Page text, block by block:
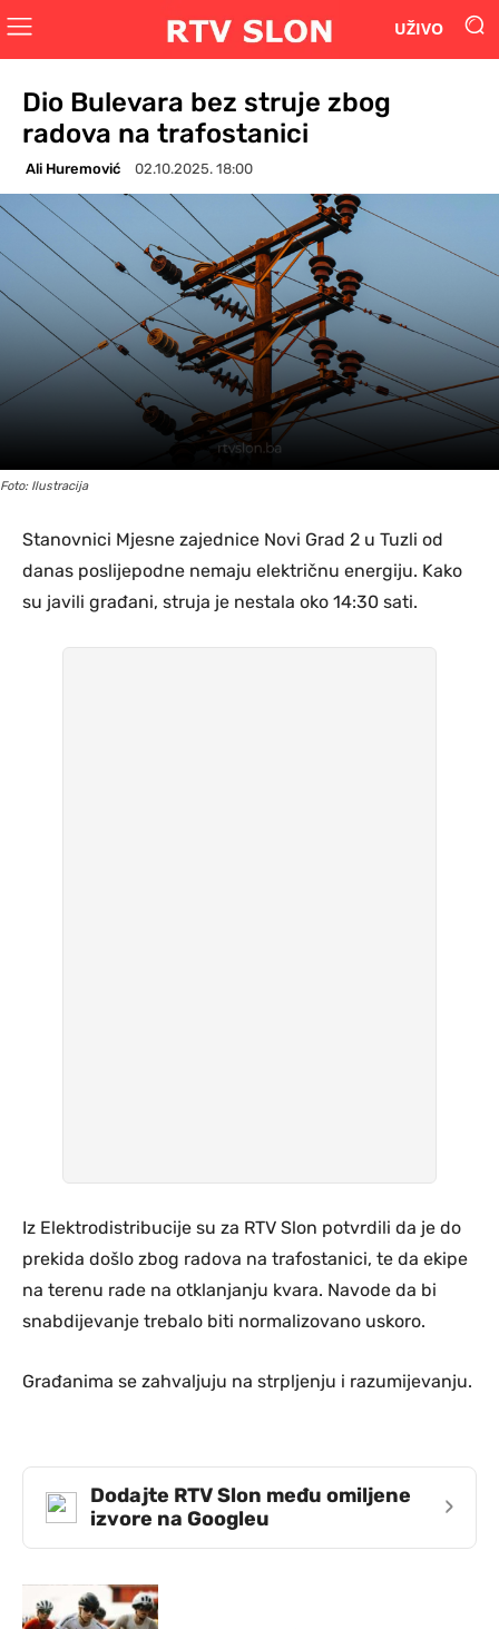
UŽIVO
Dio Bulevara bez struje zbog
radova na trafostanici
Ali Huremović 02.10.2025. 18:00
Foto: Ilustracija
Stanovnici Mjesne zajednice Novi Grad 2 u Tuzli od
danas poslijepodne nemaju električnu energiju. Kako
su javili građani, struja je nestala oko 14:30 sati.
Iz Elektrodistribucije su za RTV Slon potvrdili da je do
prekida došlo zbog radova na trafostanici, te da ekipe
na terenu rade na otklanjanju kvara. Navode da bi
snabdijevanje trebalo biti normalizovano uskoro.
Građanima se zahvaljuju na strpljenju i razumijevanju.
Dodajte RTV Slon među omiljene
izvore na Googleu
›